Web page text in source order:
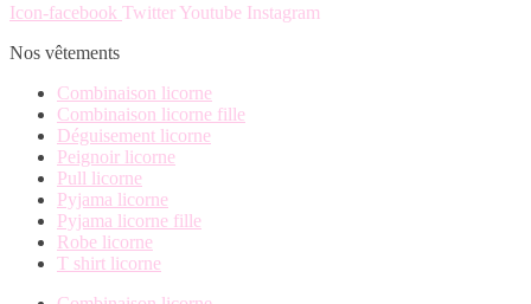
du
être
Icon-facebook Twitter Youtube Instagram
Nos vêtements
Combinaison licorne
Combinaison licorne fille
Déguisement licorne
Peignoir licorne
Pull licorne
Pyjama licorne
Pyjama licorne fille
Robe licorne
T shirt licorne